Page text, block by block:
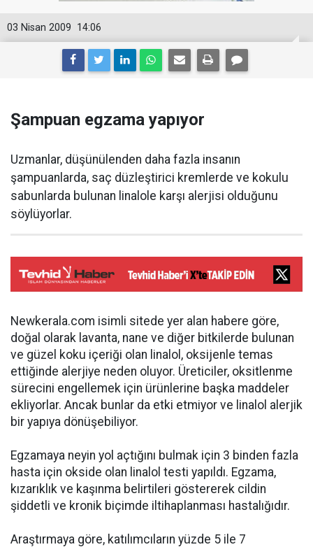
14:06
03 Nisan 2009
Şampuan egzama yapıyor
Uzmanlar, düşünülenden daha fazla insanın
şampuanlarda, saç düzleştirici kremlerde ve kokulu
sabunlarda bulunan linalole karşı alerjisi olduğunu
söylüyorlar.
Newkerala.com isimli sitede yer alan habere göre,
doğal olarak lavanta, nane ve diğer bitkilerde bulunan
ve güzel koku içeriği olan linalol, oksijenle temas
ettiğinde alerjiye neden oluyor. Üreticiler, oksitlenme
sürecini engellemek için ürünlerine başka maddeler
ekliyorlar. Ancak bunlar da etki etmiyor ve linalol alerjik
bir yapıya dönüşebiliyor.
Egzamaya neyin yol açtığını bulmak için 3 binden fazla
hasta için okside olan linalol testi yapıldı. Egzama,
kızarıklık ve kaşınma belirtileri göstererek cildin
şiddetli ve kronik biçimde iltihaplanması hastalığıdır.
Araştırmaya göre, katılımcıların yüzde 5 ile 7